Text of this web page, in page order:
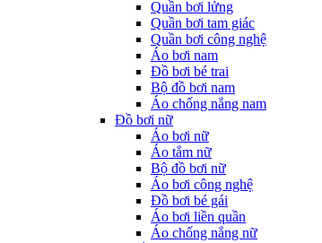
Quần bơi lửng
Quần bơi tam giác
Quần bơi công nghệ
Áo bơi nam
Đồ bơi bé trai
Bộ đồ bơi nam
Áo chống nắng nam
Đồ bơi nữ
Áo bơi nữ
Áo tắm nữ
Bộ đồ bơi nữ
Áo bơi công nghệ
Đồ bơi bé gái
Áo bơi liền quần
Áo chống nắng nữ